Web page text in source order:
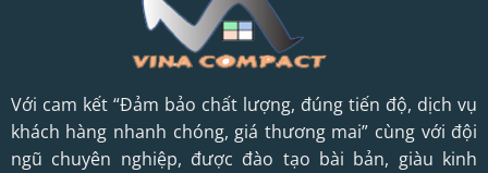
Với cam kết “Đảm bảo chất lượng, đúng tiến độ, dịch vụ
khách hàng nhanh chóng, giá thương mai” cùng với đội
ngũ chuyên nghiệp, được đào tạo bài bản, giàu kinh